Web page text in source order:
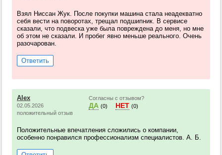
Взял Ниссан Жук. После покупки машина стала неадекватно
себя вести на поворотах, трещал подшипник. В сервисе
сказали, что подвеска уже была повреждена до меня, но мне
об этом не сказали. И пробег явно меньше реального. Очень
разочарован.
Ответить
Alex
02.05.2026
положительный отзыв
Согласны с отзывом?
ДА (0) НЕТ (0)
Положительные впечатления сложились о компании,
особенно понравился профессионализм специалистов. А. Б.